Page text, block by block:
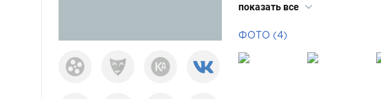
Цвет глаз
показать все
ФОТО (4)